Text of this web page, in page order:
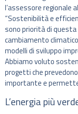
l’assessore regionale
“Sostenibilità e
sono priorità di
cambiamento
modelli di sviluppo
Abbiamo voluto
progetti che
importante e
L’energia più